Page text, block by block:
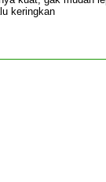
keringkan